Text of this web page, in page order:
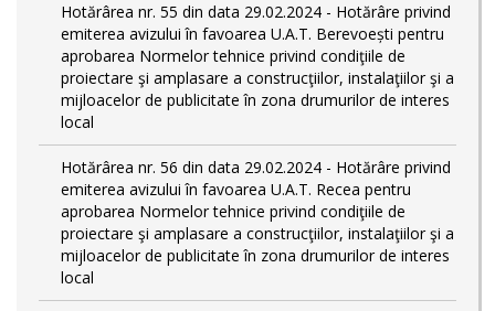
Hotărârea nr. 55 din data 29.02.2024 - Hotărâre privind
emiterea avizului în favoarea U.A.T. Berevoești pentru
aprobarea Normelor tehnice privind condiţiile de
proiectare şi amplasare a construcţiilor, instalaţiilor şi a
mijloacelor de publicitate în zona drumurilor de interes
local
Hotărârea nr. 56 din data 29.02.2024 - Hotărâre privind
emiterea avizului în favoarea U.A.T. Recea pentru
aprobarea Normelor tehnice privind condiţiile de
proiectare şi amplasare a construcţiilor, instalaţiilor şi a
mijloacelor de publicitate în zona drumurilor de interes
local